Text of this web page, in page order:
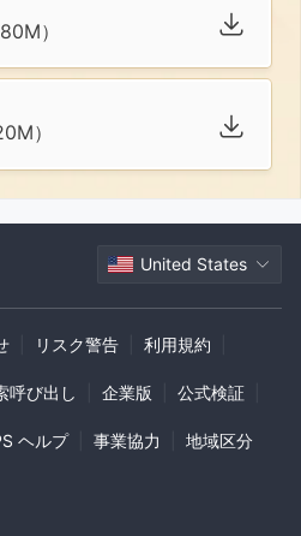
）
）
United States
リスク警告 利用規約
呼び出し 企業版 公式検証
ヘルプ 事業協力 地域区分